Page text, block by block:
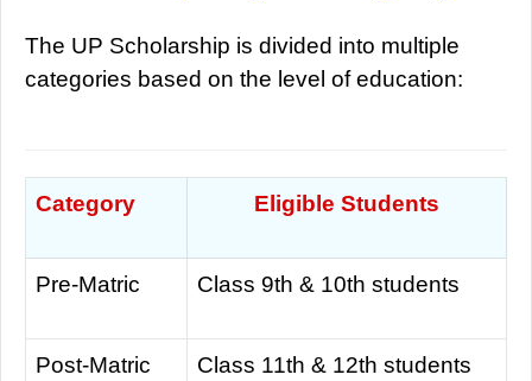
The UP Scholarship is divided into multiple
categories based on the level of education:
Category Eligible Students
Pre-Matric Class 9th & 10th students
Post-Matric Class 11th & 12th students